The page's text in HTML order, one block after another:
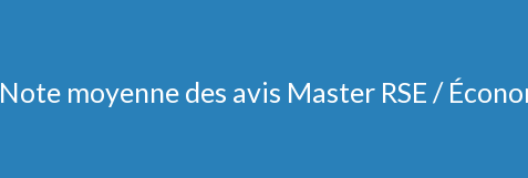
Note moyenne des avis Master RSE /